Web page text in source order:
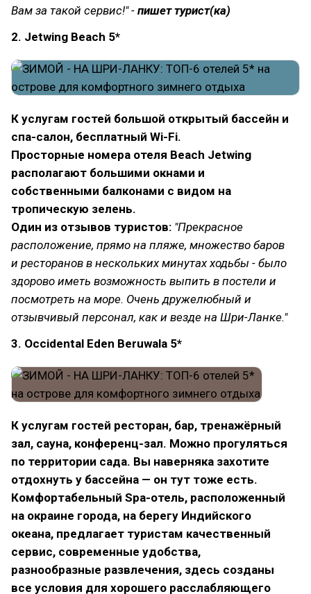
Вам за такой сервис!" - пишет турист(ка)
2. Jetwing Beach 5*
К услугам гостей большой открытый бассейн и
спа-салон, бесплатный Wi-Fi.
Просторные номера отеля Beach Jetwing
располагают большими окнами и
собственными балконами с видом на
тропическую зелень.
Один из отзывов туристов: "Прекрасное
расположение, прямо на пляже, множество баров
и ресторанов в нескольких минутах ходьбы - было
здорово иметь возможность выпить в постели и
посмотреть на море. Очень дружелюбный и
отзывчивый персонал, как и везде на Шри-Ланке."
3. Occidental Eden Beruwala 5*
К услугам гостей ресторан, бар, тренажёрный
зал, сауна, конференц-зал. Можно прогуляться
по территории сада. Вы наверняка захотите
отдохнуть у бассейна — он тут тоже есть.
Комфортабельный Spa-отель, расположенный
на окраине города, на берегу Индийского
океана, предлагает туристам качественный
сервис, современные удобства,
разнообразные развлечения, здесь созданы
все условия для хорошего расслабляющего